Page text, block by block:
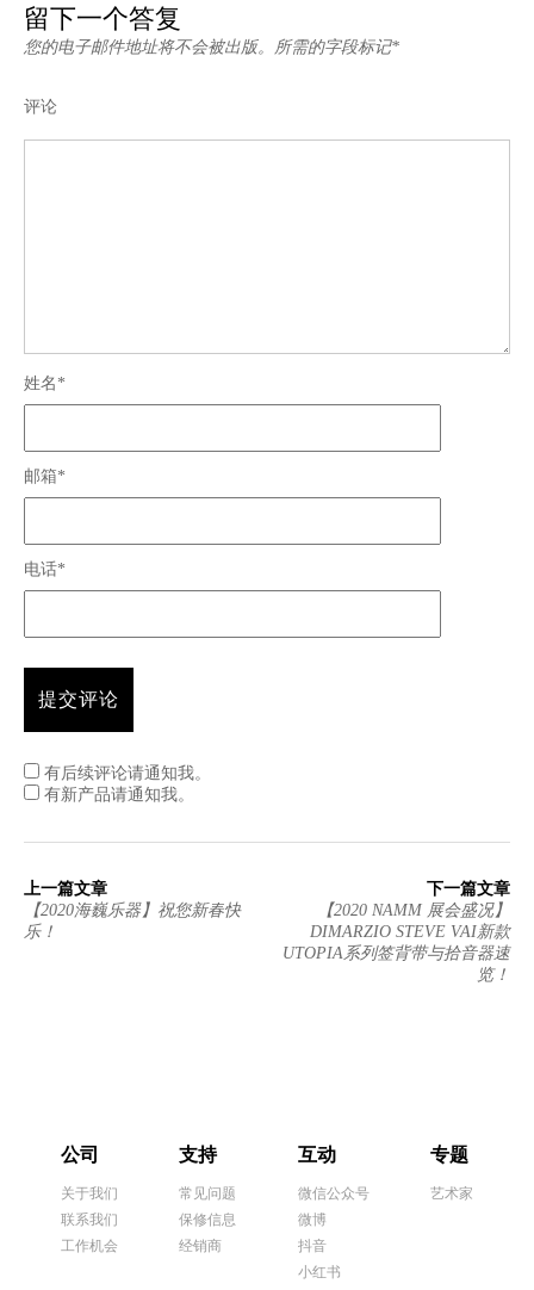
留下一个答复
您的电子邮件地址将不会被出版。所需的字段标记*
评论
姓名*
邮箱*
电话*
有后续评论请通知我。
有新产品请通知我。
上一篇文章
【2020海巍乐器】祝您新春快
乐！
下一篇文章
【2020 NAMM 展会盛况】
DIMARZIO STEVE VAI新款
UTOPIA系列签背带与拾音器速
览！
公司
关于我们
联系我们
工作机会
支持
常见问题
保修信息
经销商
互动
微信公众号
微博
抖音
小红书
专题
艺术家